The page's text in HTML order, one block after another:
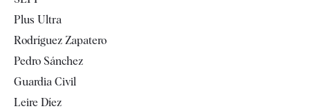
Televisión
Plus Ultra
Rodríguez Zapatero
Pedro Sánchez
Guardia Civil
Leire Díez